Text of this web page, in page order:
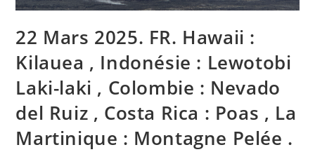
22 Mars 2025. FR. Hawaii :
Kilauea , Indonésie : Lewotobi
Laki-laki , Colombie : Nevado
del Ruiz , Costa Rica : Poas , La
Martinique : Montagne Pelée .